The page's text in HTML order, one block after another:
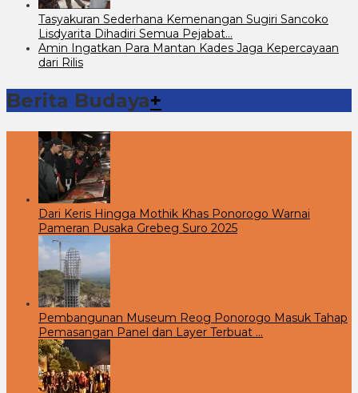
Tasyakuran Sederhana Kemenangan Sugiri Sancoko
Lisdyarita Dihadiri Semua Pejabat…
Amin Ingatkan Para Mantan Kades Jaga Kepercayaan
dari Rilis
Berita Budaya+
Dari Keris Hingga Mothik Khas Ponorogo Warnai
Pameran Pusaka Grebeg Suro 2025
Pembangunan Museum Reog Ponorogo Masuk Tahap
Pemasangan Panel dan Layer Terbuat …